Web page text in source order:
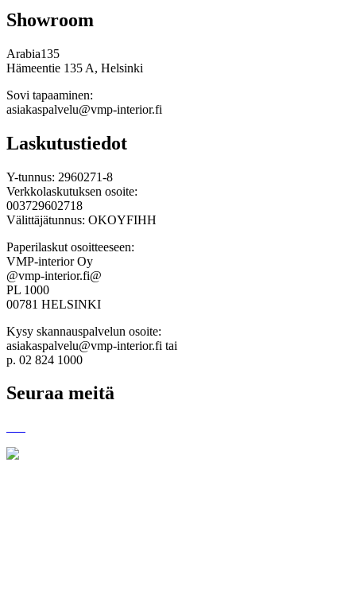
Showroom
Arabia135
Hämeentie 135 A, Helsinki
Sovi tapaaminen:
asiakaspalvelu@vmp-interior.fi
Laskutustiedot
Y-tunnus: 2960271-8
Verkkolaskutuksen osoite:
003729602718
Välittäjätunnus: OKOYFIHH
Paperilaskut osoitteeseen:
VMP-interior Oy
@vmp-interior.fi@
PL 1000
00781 HELSINKI
Kysy skannauspalvelun osoite:
asiakaspalvelu@vmp-interior.fi tai
p. 02 824 1000
Seuraa meitä